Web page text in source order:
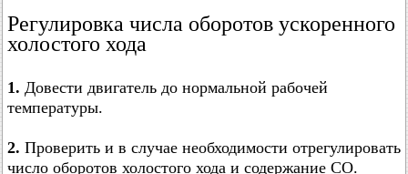
Регулировка числа оборотов ускоренного
холостого хода
1. Довести двигатель до нормальной рабочей
температуры.
2. Проверить и в случае необходимости отрегулировать
число оборотов холостого хода и содержание СО.